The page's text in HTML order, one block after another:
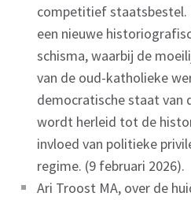
competitief
een nieuwe
schisma, waarbij de
van de oud-katholieke
democratische staat van
wordt herleid tot de
invloed van politieke
regime. (9 februari 2026).
Ari Troost MA, over de